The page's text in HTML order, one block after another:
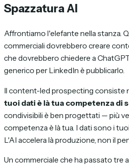
Spazzatura AI
Affrontiamo l'elefante nella stanza.
commerciali dovrebbero creare
che dovrebbero chiedere a
generico per LinkedIn è pubblicarlo.
Il content-led prospecting consiste
tuoi dati è là tua competenza di
condivisibili è ben progettati — più
competenza è là tua. I dati sono i
L'AI accelera là produzione, non il
Un commerciale che ha passato tre